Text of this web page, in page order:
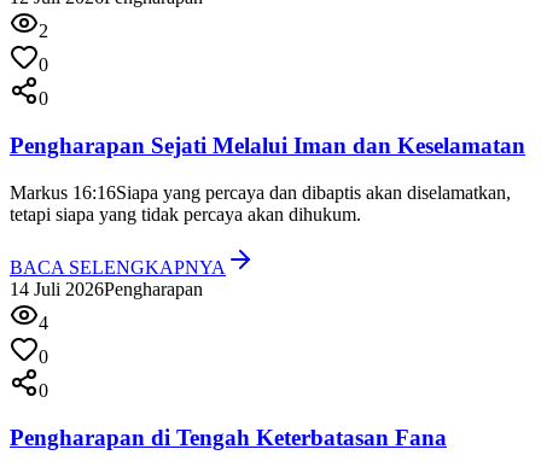
2
0
0
Pengharapan Sejati Melalui Iman dan Keselamatan
Markus 16:16Siapa yang percaya dan dibaptis akan diselamatkan,
tetapi siapa yang tidak percaya akan dihukum.
BACA SELENGKAPNYA
14 Juli 2026Pengharapan
4
0
0
Pengharapan di Tengah Keterbatasan Fana